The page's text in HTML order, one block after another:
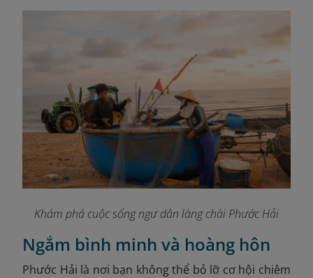
Khám phá cuộc sống ngư dân làng chài Phước Hải
Ngắm bình minh và hoàng hôn
Phước Hải là nơi bạn không thể bỏ lỡ cơ hội chiêm